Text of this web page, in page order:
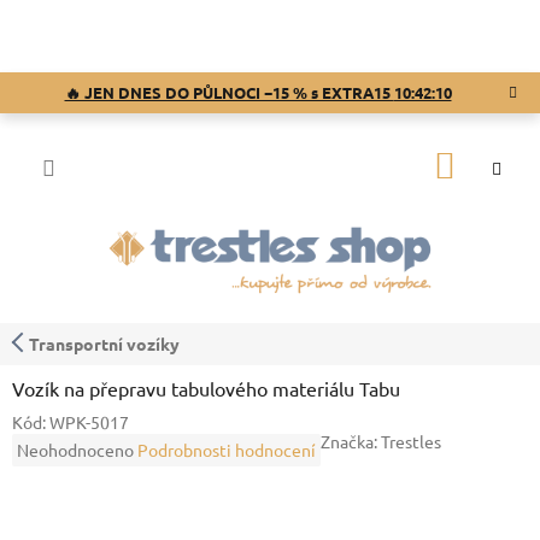
🔥 JEN DNES DO PŮLNOCI −15 % s EXTRA15 10:42:10
Transportní vozíky
Vozík na přepravu tabulového materiálu Tabu
Kód:WPK-5017
Průměrné
Neohodnoceno Podrobnosti hodnocení Značka:Trestles